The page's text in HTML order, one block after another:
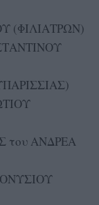
(ΦΙΛΙΑΤΡΩΝ)
ΑΝΔΡΕΑ